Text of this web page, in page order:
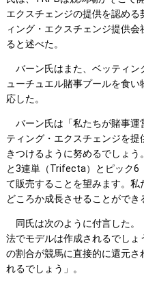
エクスチェンジの提供を認め
ィング・エクスチェンジ提供
ると述べた。
バーン氏はまた、ベッティン
ューチュエル賭事プールを食
応した。
バーン氏は「私たちが賭事運
ティング・エクスチェンジを
きつけるように努めるでしょう
と3連単（Trifecta）とピック6
て販売することを望みます。
どころか成長させることができ
同氏は次のように付言した。
法でモデルは作成されるでし
の割合が競馬に直接的に還元さ
れるでしょう」。